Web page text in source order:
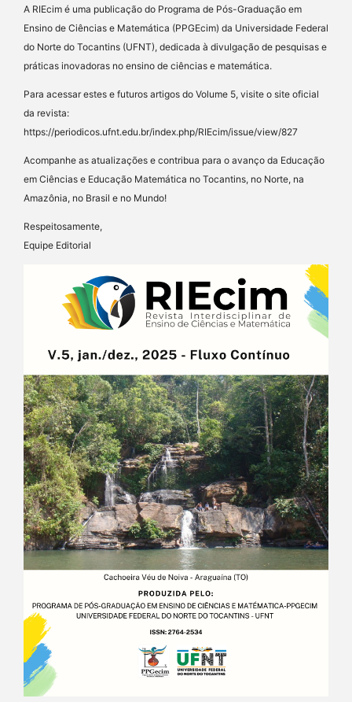
A RIEcim é uma publicação do Programa de Pós-Graduação em
Ensino de Ciências e Matemática (PPGEcim) da Universidade Federal
do Norte do Tocantins (UFNT), dedicada à divulgação de pesquisas e
práticas inovadoras no ensino de ciências e matemática.
Para acessar estes e futuros artigos do Volume 5, visite o site oficial
da revista:
https://periodicos.ufnt.edu.br/index.php/RIEcim/issue/view/827
Acompanhe as atualizações e contribua para o avanço da Educação
em Ciências e Educação Matemática no Tocantins, no Norte, na
Amazônia, no Brasil e no Mundo!
Respeitosamente,
Equipe Editorial